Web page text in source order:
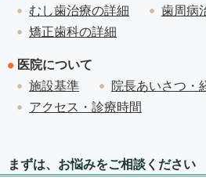
むし歯治療の詳細
歯周病
矯正歯科の詳細
医院について
施設基準
院長あいさつ・
アクセス・診療時間
まずは、お悩みをご相談ください